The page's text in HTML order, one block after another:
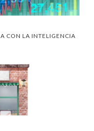
CON LA INTELIGENCIA